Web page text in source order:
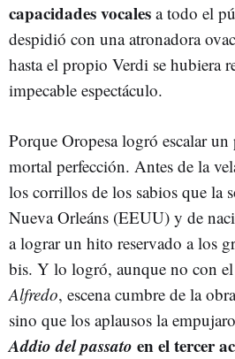
capacidades vocales a todo el
despidió con una atronadora
hasta el propio Verdi se hubiera
impecable espectáculo.
Porque Oropesa logró escalar un
mortal perfección. Antes de la
los corrillos de los sabios que la
Nueva Orleáns (EEUU) y de
a lograr un hito reservado a los
bis. Y lo logró, aunque no con
Alfredo, escena cumbre de la
sino que los aplausos la
Addio del passato en el tercer